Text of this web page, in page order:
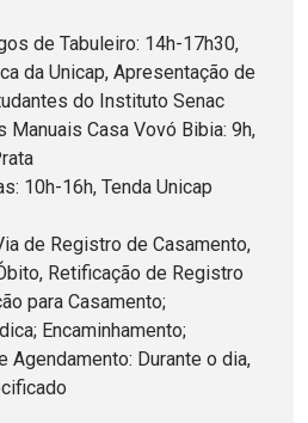
de Tabuleiro: 14h-17h30,
da Unicap, Apresentação de
do Instituto Senac
Manuais Casa Vovó Bibia: 9h,
10h-16h, Tenda Unicap
de Registro de Casamento,
Retificação de Registro
para Casamento;
Encaminhamento;
Agendamento: Durante o dia,